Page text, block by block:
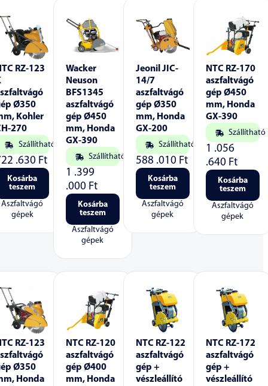
RZ-123
Ø350
Kohler
270
Szállítható
.630 Ft
Kosárba
teszem
Aszfaltvágó
gépek
Wacker
Neuson
BFS1345
aszfaltvágó
gép Ø450
mm, Honda
GX-390
Szállítható
1 .399
.000 Ft
Kosárba
teszem
Aszfaltvágó
gépek
Jeonil JIC-
14/7
aszfaltvágó
gép Ø350
mm, Honda
GX-200
Szállítható
588 .010 Ft
Kosárba
teszem
Aszfaltvágó
gépek
NTC RZ-170
aszfaltvágó
gép Ø450
mm, Honda
GX-390
Szállítható
1 .056
.640 Ft
Kosárba
teszem
Aszfaltvágó
gépek
RZ-123
Ø350
Honda
NTC RZ-120
aszfaltvágó
gép Ø400
mm, Honda
NTC RZ-122
aszfaltvágó
gép +
vészleállító
NTC RZ-172
aszfaltvágó
gép +
vészleállító